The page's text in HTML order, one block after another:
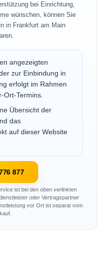
bei Einrichtung,
wünschen, können Sie
in Frankfurt am Main
angezeigten
zur Einbindung in
erfolgt im Rahmen
Ort-Termins.
Übersicht der
das
auf dieser Website
877
ist bei den oben verlinkten
oder Vertragspartner
vor Ort ist separat vom